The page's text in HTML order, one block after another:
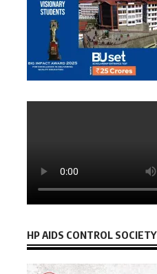
HP AIDS CONTROL SOCIETY